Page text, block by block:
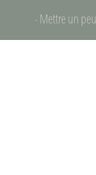
- Mettre un